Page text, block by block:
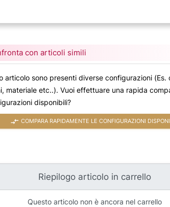
con articoli simili
articolo sono presenti diverse configurazioni (Es.
materiale etc..). Vuoi effettuare una rapida
disponibili?
compare_arrows COMPARA RAPIDAMENTE LE CONFIGURAZIONI
Riepilogo articolo in carrello
Questo articolo non è ancora nel carrello